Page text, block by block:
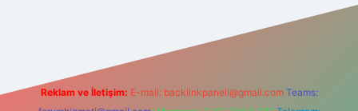
Reklam ve İletişim: E-mail: backlinkpaneli@gmail.com Teams: